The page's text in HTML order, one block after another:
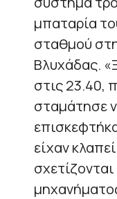
μπαταρία
σταθμού
Βλυχάδας.
στις 23.40,
σταμάτησε
είχαν